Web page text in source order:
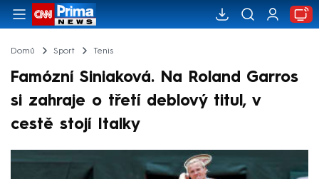
Domů Sport Tenis
Famózní Siniaková. Na Roland Garros
si zahraje o třetí deblový titul, v
cestě stojí Italky